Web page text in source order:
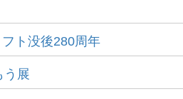
ト没後280周年
う展